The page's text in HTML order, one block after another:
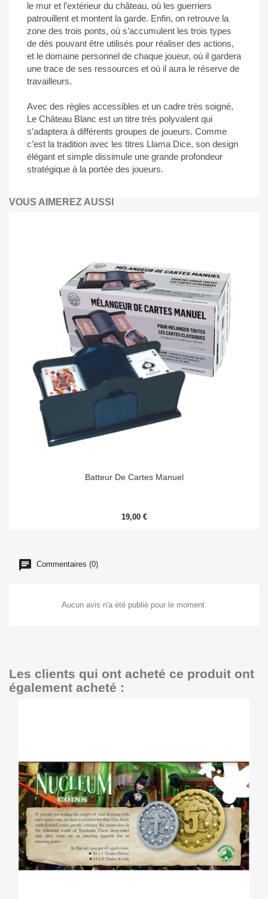
le mur et l’extérieur du château, où les guerriers
patrouillent et montent la garde. Enfin, on retrouve la
zone des trois ponts, où s’accumulent les trois types
de dés pouvant être utilisés pour réaliser des actions,
et le domaine personnel de chaque joueur, où il gardera
une trace de ses ressources et où il aura le réserve de
travailleurs.
Avec des règles accessibles et un cadre très soigné,
Le Château Blanc est un titre très polyvalent qui
s’adaptera à différents groupes de joueurs. Comme
c’est la tradition avec les titres Llama Dice, son design
élégant et simple dissimule une grande profondeur
stratégique à la portée des joueurs.
VOUS AIMEREZ AUSSI
Batteur De Cartes Manuel
19,00 €
Commentaires (0)
Aucun avis n'a été publié pour le moment.
Les clients qui ont acheté ce produit ont
également acheté :